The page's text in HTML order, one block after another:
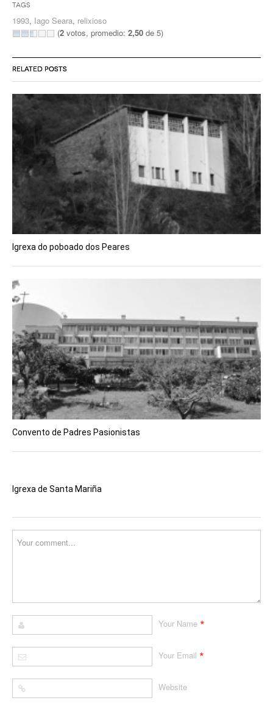
Tags
1993, Iago Seara, relixioso
(2 votos, promedio: 2,50 de 5)
RELATED POSTS
Igrexa do poboado dos Peares
Convento de Padres Pasionistas
Igrexa de Santa Mariña
Your Name *
Your Email *
Website